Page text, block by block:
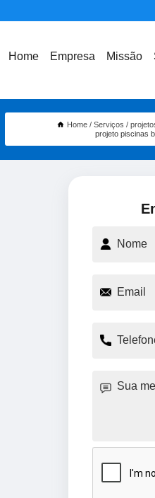
Home Empresa Missão
Home Serviços
projeto piscinas